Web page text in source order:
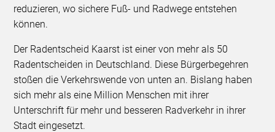
reduzieren, wo sichere Fuß- und Radwege entstehen
können.
Der Radentscheid Kaarst ist einer von mehr als 50
Radentscheiden in Deutschland. Diese Bürgerbegehren
stoßen die Verkehrswende von unten an. Bislang haben
sich mehr als eine Million Menschen mit ihrer
Unterschrift für mehr und besseren Radverkehr in ihrer
Stadt eingesetzt.